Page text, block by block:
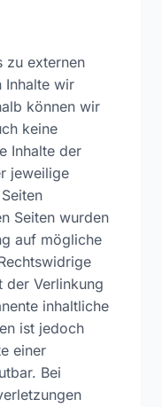
zu externen
Inhalte wir
können wir
keine
Inhalte der
jeweilige
Seiten wurden
auf mögliche
der Verlinkung
inhaltliche
ist jedoch
einer
Bei